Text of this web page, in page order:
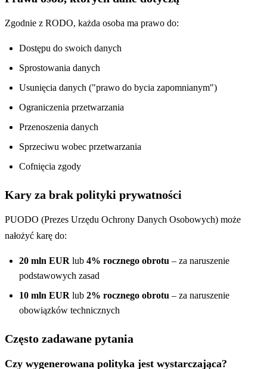
Zgodnie z RODO, każda osoba ma prawo do:
Dostępu do swoich danych
Sprostowania danych
Usunięcia danych ("prawo do bycia zapomnianym")
Ograniczenia przetwarzania
Przenoszenia danych
Sprzeciwu wobec przetwarzania
Cofnięcia zgody
Kary za brak polityki prywatności
PUODO (Prezes Urzędu Ochrony Danych Osobowych) może
nałożyć karę do:
20 mln EUR lub 4% rocznego obrotu – za naruszenie
podstawowych zasad
10 mln EUR lub 2% rocznego obrotu – za naruszenie
obowiązków technicznych
Często zadawane pytania
Czy wygenerowana polityka jest wystarczająca?